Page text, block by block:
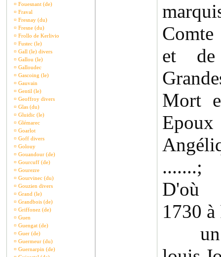
¤ Fouesnant (de)
¤ Fraval
¤ Fresnay (du)
¤ Fresne (du)
¤ Frollo de Kerlivio
¤ Fustec (le)
¤ Gall (le) divers
¤ Gallou (le)
¤ Galloudec
¤ Gascoing (le)
¤ Gauvain
¤ Gentil (le)
¤ Geoffroy divers
¤ Glas (du)
¤ Gluidic (le)
¤ Glémarec
¤ Goarlot
¤ Goff divers
¤ Golouy
¤ Gouandour (de)
¤ Gourcuff (de)
¤ Gourezre
¤ Gourvinec (du)
¤ Gouzien divers
¤ Grand (le)
¤ Grandbois (de)
¤ Griffonez (de)
¤ Guen
¤ Guengat (de)
¤ Guer (de)
¤ Guermeur (du)
¤ Guernarpin (de)
et de
Mort
.......;
D'où
1730
un